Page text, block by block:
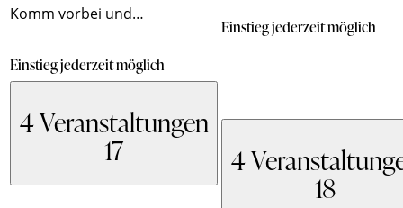
Komm vorbei und…
Einstieg jederzeit möglich
Einstieg jederzeit möglich
4 Veranstaltungen
17 4
18